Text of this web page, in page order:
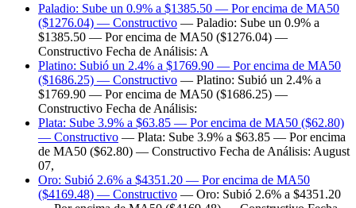
Paladio: Sube un 0.9% a $1385.50 — Por encima de MA50
($1276.04) — Constructivo — Paladio: Sube un 0.9% a
$1385.50 — Por encima de MA50 ($1276.04) —
Constructivo Fecha de Análisis: A
Platino: Subió un 2.4% a $1769.90 — Por encima de MA50
($1686.25) — Constructivo — Platino: Subió un 2.4% a
$1769.90 — Por encima de MA50 ($1686.25) —
Constructivo Fecha de Análisis:
Plata: Sube 3.9% a $63.85 — Por encima de MA50 ($62.80)
— Constructivo — Plata: Sube 3.9% a $63.85 — Por encima
de MA50 ($62.80) — Constructivo Fecha de Análisis: August
07,
Oro: Subió 2.6% a $4351.20 — Por encima de MA50
($4169.48) — Constructivo — Oro: Subió 2.6% a $4351.20